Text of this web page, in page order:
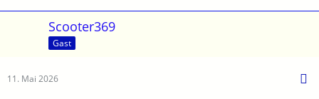
es gestört ?
Viele sind auch von uns gegangen oder haben ein Alter, das es
ihnen nicht leicht macht teilzunehmen.
Vielleicht gibt es ja ein Neuanfang, die Hoffnung stirbt zuletzt.
Scooter369
Gast
11. Mai 2026